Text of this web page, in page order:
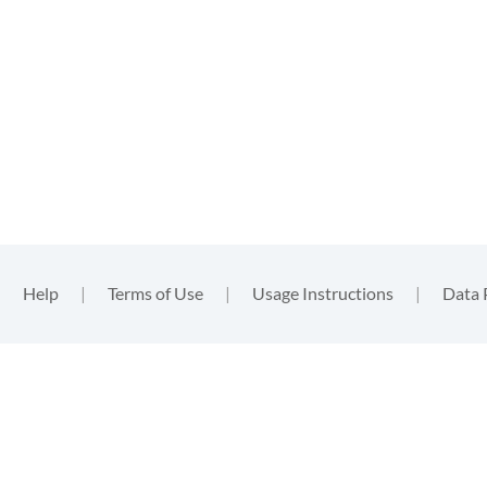
Help | Terms of Use | Usage Instructions | Data